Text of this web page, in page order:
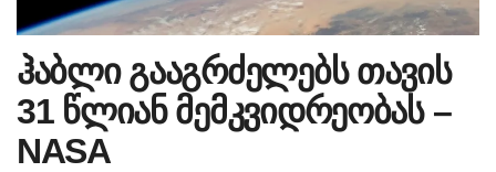
ჰაბლი გააგრძელებს თავის
31 წლიან მემკვიდრეობას –
NASA